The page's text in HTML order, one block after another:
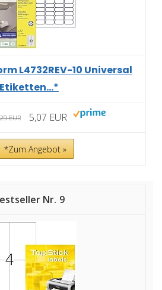
L4732REV-10 Universal
Etiketten...*
EUR 5,07 EUR
*Zum Angebot »
9